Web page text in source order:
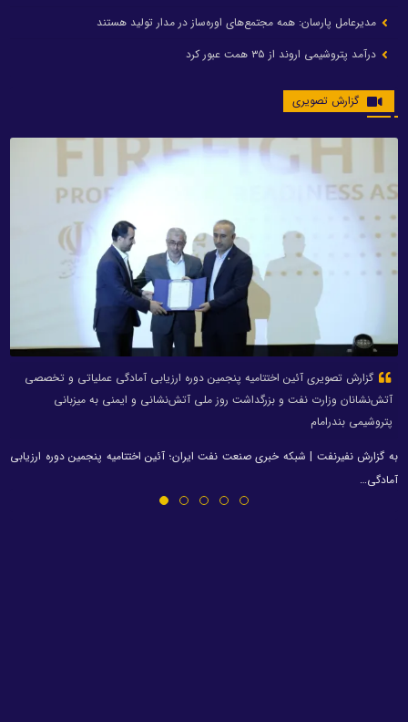
مدیرعامل پارسان: همه مجتمع‌های اوره‌ساز در مدار تولید هستند
درآمد پتروشیمی اروند از ۳۵ همت عبور کرد
گزارش تصویری
گزارش تصویری آئین اختتامیه پنجمین دوره ارزیابی آمادگی عملیاتی و تخصصی
آتش‌نشانان وزارت نفت و بزرگداشت روز ملی آتش‌نشانی و ایمنی به میزبانی
پتروشیمی بندرامام
به گزارش نفیرنفت | شبکه خبری صنعت نفت ایران؛ آئین اختتامیه پنجمین دوره ارزیابی
آمادگی…